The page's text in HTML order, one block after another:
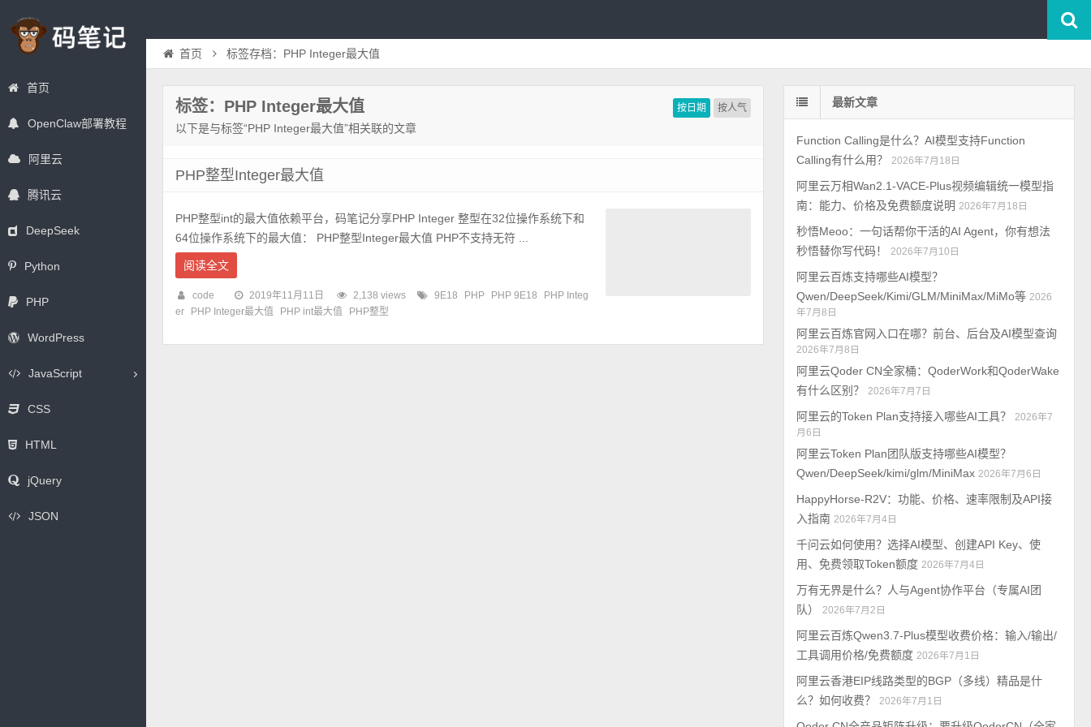
首页
OpenClaw部署教程
阿里云
腾讯云
DeepSeek
Python
PHP
WordPress
JavaScript
CSS
HTML
jQuery
JSON
首页 标签存档：PHP Integer最大值
按日期 按人气
标签：PHP Integer最大值
以下是与标签“PHP Integer最大值”相关联的文章
PHP整型Integer最大值
PHP整型int的最大值依赖平台，码笔记分享PHP Integer 整型在32位操作系统下和
64位操作系统下的最大值： PHP整型Integer最大值 PHP不支持无符 ...
阅读全文
code 2019年11月11日 2,138 views 9E18 PHP PHP 9E18
PHP Integ
er
PHP Integer最大值 PHP int最大值 PHP整型
最新文章
Function Calling是什么？AI模型支持Function
Calling有什么用？
2026年7月18日
阿里云万相Wan2.1-VACE-Plus视频编辑统一模型指
南：能力、价格及免费额度说明 2026年7月18日
秒悟Meoo：一句话帮你干活的AI Agent，你有想法
秒悟替你写代码！
2026年7月10日
阿里云百炼支持哪些AI模型？
Qwen/DeepSeek/Kimi/GLM/MiniMax/MiMo等 2026
年7月8日
阿里云百炼官网入口在哪？前台、后台及AI模型查询
2026年7月8日
阿里云Qoder CN全家桶：QoderWork和QoderWake
有什么区别？
2026年7月7日
阿里云的Token Plan支持接入哪些AI工具？
2026年7
月6日
阿里云Token Plan团队版支持哪些AI模型？
Qwen/DeepSeek/kimi/glm/MiniMax 2026年7月6日
HappyHorse-R2V：功能、价格、速率限制及API接
入指南 2026年7月4日
千问云如何使用？选择AI模型、创建API Key、使
用、免费领取Token额度 2026年7月4日
万有无界是什么？人与Agent协作平台（专属AI团
队）
2026年7月2日
阿里云百炼Qwen3.7-Plus模型收费价格：输入/输出/
工具调用价格/免费额度 2026年7月1日
阿里云香港EIP线路类型的BGP（多线）精品是什
么？如何收费？
2026年7月1日